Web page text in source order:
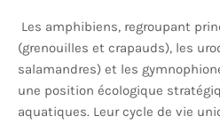
Les amphibiens, regroupant
(grenouilles et crapauds), les
salamandres) et les
une position écologique
aquatiques. Leur cycle de vie